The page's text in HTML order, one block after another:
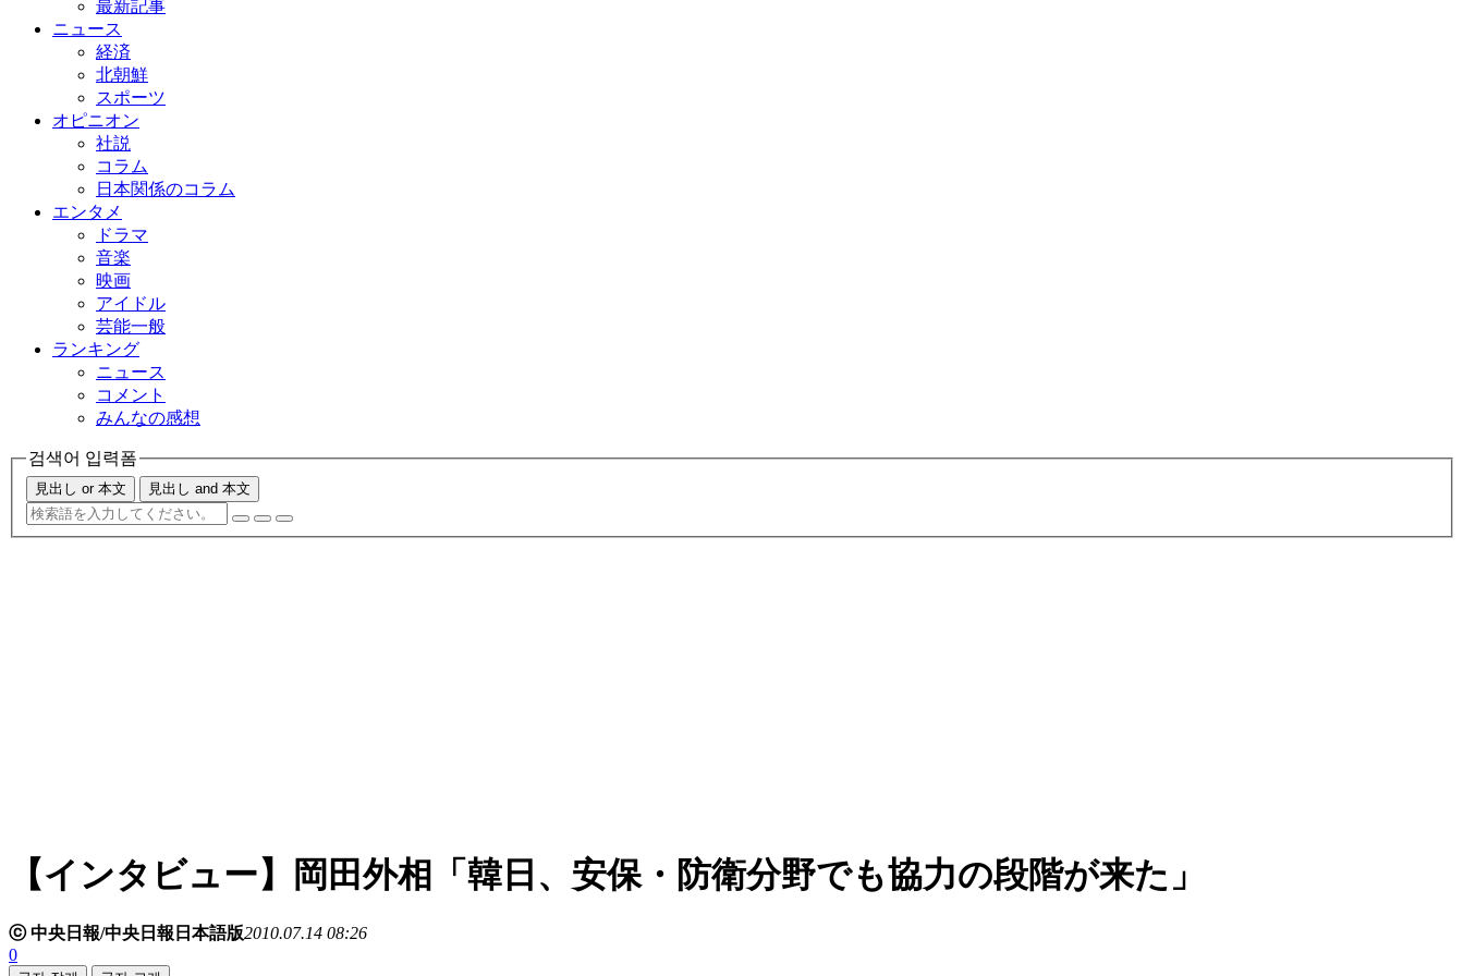
最新記事
ニュース
経済
北朝鮮
スポーツ
オピニオン
社説
コラム
日本関係のコラム
エンタメ
ドラマ
音楽
映画
アイドル
芸能一般
ランキング
ニュース
コメント
みんなの感想
검색어 입력폼
見出し or 本文 見出し and 本文
【インタビュー】岡田外相「韓日、安保・防衛分野でも協力の段階が来た」
ⓒ 中央日報/中央日報日本語版2010.07.14 08:26
0